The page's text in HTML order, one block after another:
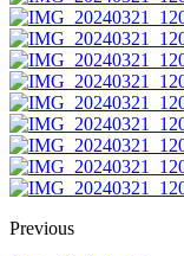
Previous